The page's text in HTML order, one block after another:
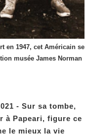
en 1947, cet Américain se
musée James Norman
- Sur sa tombe,
à Papeari, figure ce
le mieux la vie